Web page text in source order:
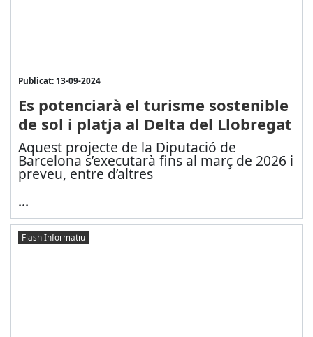
Publicat: 13-09-2024
Es potenciarà el turisme sostenible
de sol i platja al Delta del Llobregat
Aquest projecte de la Diputació de
Barcelona s’executarà fins al març de 2026 i
preveu, entre d’altres
...
Flash Informatiu